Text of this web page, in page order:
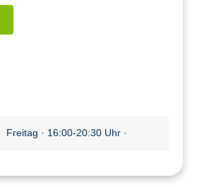
Freitag · 16:00-20:30 Uhr ·